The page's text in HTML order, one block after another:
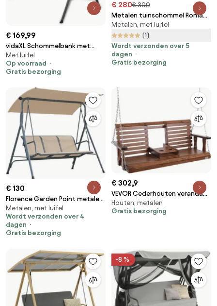
€ 169,99
vidaXL Schommelbank met
luifel zwart
Met luifel
Op voorraad
Gratis bezorging
€ 280€ 300
Metalen tuinschommel Roma
Garden Point zwart-wit
Metalen, met luifel
(1)
Wordt verzonden over 5
dagen
Gratis bezorging
€ 130
Florence Garden Point metalen
tuinschommel beige
Metalen, met luifel
Wordt verzonden over 4
dagen
Gratis bezorging
€ 302,9
VEVOR Cederhouten veranda
schommel, 1523 x 710 x 600
mm, terrasschommel voor tuin
met ophangkettingen voor
buitengebruik, bruin
Houten, metalen
Gratis bezorging
-8 %